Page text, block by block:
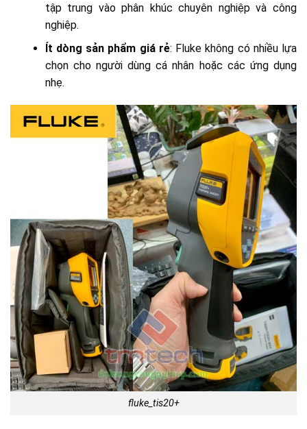
tập trung vào phân khúc chuyên nghiệp và công
nghiệp.
Ít dòng sản phẩm giá rẻ: Fluke không có nhiều lựa
chọn cho người dùng cá nhân hoặc các ứng dụng
nhẹ.
fluke_tis20+